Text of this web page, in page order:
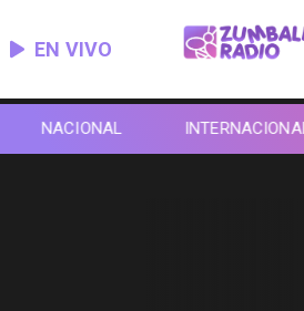
EN VIVO
NACIONAL